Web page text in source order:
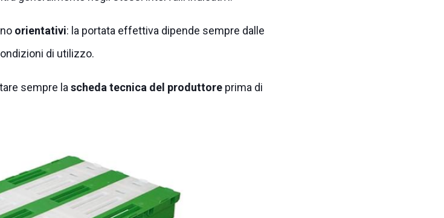
orientativi: la portata effettiva dipende sempre dalle
di utilizzo.
sempre la scheda tecnica del produttoreprima di